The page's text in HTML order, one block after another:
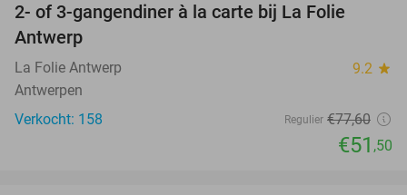
2- of 3-gangendiner à la carte bij La Folie
Antwerp
La Folie Antwerp 9.2 star
Antwerpen
Verkocht: 158
Regulier €77,60
€51 ,50